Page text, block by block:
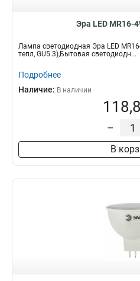
Эра LED MR16-
Лампа светодиодная Эра LED
тепл, GU5.3),Бытовая светодиодн...
Подробнее
Наличие: В наличии
–
В